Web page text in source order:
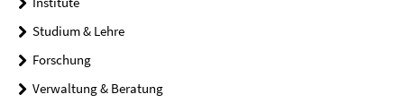
Studium & Lehre
Forschung
Verwaltung & Beratung